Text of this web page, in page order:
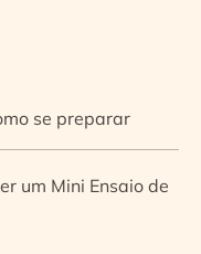
se preparar
um Mini Ensaio de